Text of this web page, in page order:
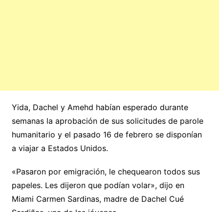
Yida, Dachel y Amehd habían esperado durante
semanas la aprobación de sus solicitudes de parole
humanitario y el pasado 16 de febrero se disponían
a viajar a Estados Unidos.
«Pasaron por emigración, le chequearon todos sus
papeles. Les dijeron que podían volar», dijo en
Miami Carmen Sardinas, madre de Dachel Cué